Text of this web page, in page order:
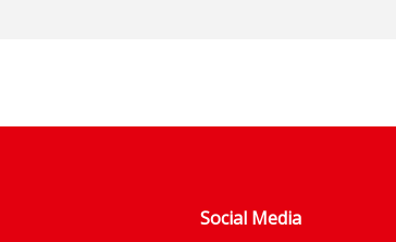
Social Media